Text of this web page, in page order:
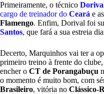
Primeiramente, o técnico
cargo de treinador do Ceará e
Flamengo. Enfim, Dorival foi
Santos, que fará a sua estreia
Decerto, Marquinhos vai ter a
primeiro treino à frente do
encher o CT de Porangabuçu
o momento é muito bom, com
Brasileiro, vitória no Clássico-